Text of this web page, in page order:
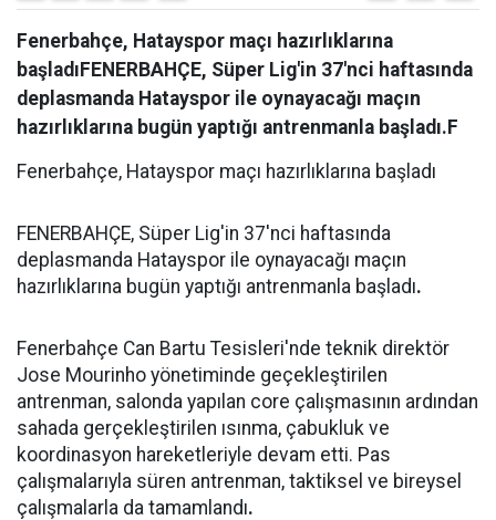
Fenerbahçe, Hatayspor maçı hazırlıklarına
başladıFENERBAHÇE, Süper Lig'in 37'nci haftasında
deplasmanda Hatayspor ile oynayacağı maçın
hazırlıklarına bugün yaptığı antrenmanla başladı.F
Fenerbahçe, Hatayspor maçı hazırlıklarına başladı
FENERBAHÇE, Süper Lig'in 37'nci haftasında
deplasmanda Hatayspor ile oynayacağı maçın
hazırlıklarına bugün yaptığı antrenmanla başladı.
Fenerbahçe Can Bartu Tesisleri'nde teknik direktör
Jose Mourinho yönetiminde geçekleştirilen
antrenman, salonda yapılan core çalışmasının ardından
sahada gerçekleştirilen ısınma, çabukluk ve
koordinasyon hareketleriyle devam etti. Pas
çalışmalarıyla süren antrenman, taktiksel ve bireysel
çalışmalarla da tamamlandı.